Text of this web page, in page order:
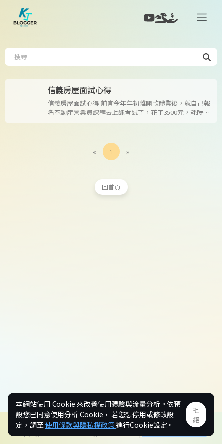
信義房屋面試心得
信義房屋面試心得 前言今年年初離開軟體業後，就自己報
名不動產營業員課程去上課考試了，花了3500元，耗時4
3/10(四)晚上(可能接近12點或者已經過12點了)上官網填
寫簡單資料送出3/14(一)一早就收到Email跟簡訊了，內容
約一個小時就接到他們的電話，會簡單確認基本資料(學歷
之類的)，然後提醒說要記得三天內去填完履歷。因為隔天
要帶我媽去台北玩兩天，所以收到的當天馬上就把履歷填
« 1 »
回首頁
本網站使用 Cookie 來改善使用體驗與流量分析。依預
設您已同意使用分析 Cookie， 若您想停用或修改設
定，請至使用條款與隱私權政策進行Cookie設定。
拒
絕
今日人氣55| 總人氣9248